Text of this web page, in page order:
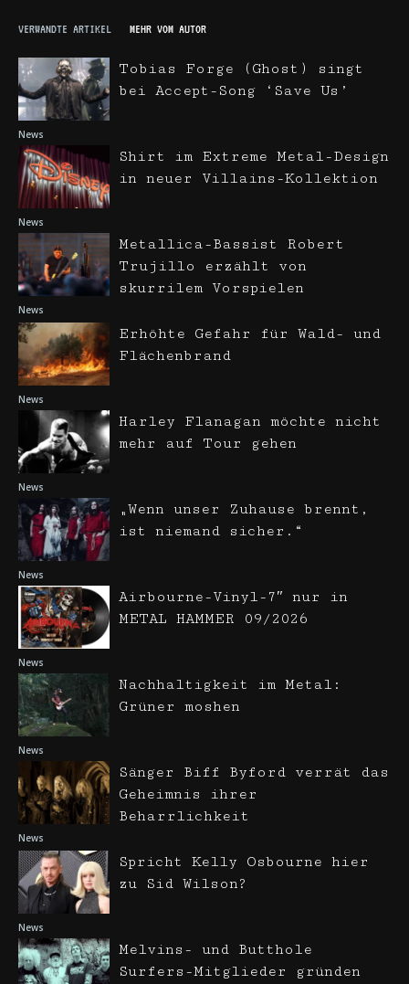
VERWANDTE ARTIKEL MEHR VOM AUTOR
News
Tobias Forge (Ghost) singt
bei Accept-Song ‘Save Us’
News
Shirt im Extreme Metal-Design
in neuer Villains-Kollektion
News
Metallica-Bassist Robert
Trujillo erzählt von
skurrilem Vorspielen
News
Erhöhte Gefahr für Wald- und
Flächenbrand
News
Harley Flanagan möchte nicht
mehr auf Tour gehen
News
„Wenn unser Zuhause brennt,
ist niemand sicher.“
News
Airbourne-Vinyl-7″ nur in
METAL HAMMER 09/2026
News
Nachhaltigkeit im Metal:
Grüner moshen
News
Sänger Biff Byford verrät das
Geheimnis ihrer
Beharrlichkeit
News
Spricht Kelly Osbourne hier
zu Sid Wilson?
Melvins- und Butthole
Surfers-Mitglieder gründen